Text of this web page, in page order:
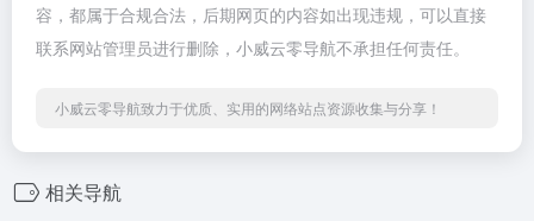
容，都属于合规合法，后期网页的内容如出现违规，可以直接
联系网站管理员进行删除，小威云零导航不承担任何责任。
小威云零导航致力于优质、实用的网络站点资源收集与分享！
相关导航